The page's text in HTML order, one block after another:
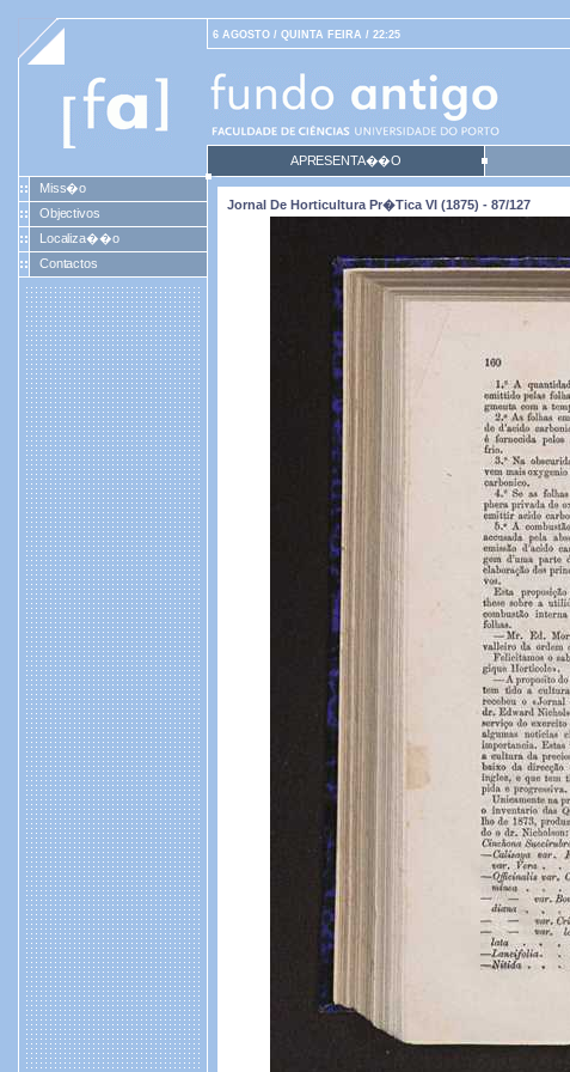
6 AGOSTO / QUINTA FEIRA / 22:25
APRESENTA��O
Miss�o
Objectivos
Localiza��o
Contactos
Jornal De Horticultura Pr�tica VI (1875) - 87/127